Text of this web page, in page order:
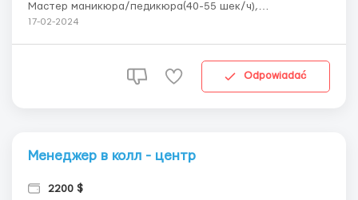
Мастер маникюра/педикюра(40-55 шек/ч),
Косметолог(40-55 шек/ч) и Администратор салона
Мастер маникюра - мин. иврит,Косметолог и
17-02-2024
Odpowiadać
Менеджер в колл - центр
2200 $